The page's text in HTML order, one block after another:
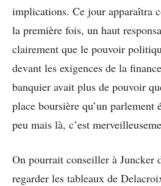
implications. Ce jour apparaîtra
la première fois, un haut
clairement que le pouvoir
devant les exigences de la
banquier avait plus de pouvoir
place boursière qu’un parlement
peu mais là, c’est
On pourrait conseiller à Juncker
regarder les tableaux de